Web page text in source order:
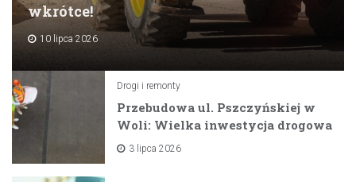
wkrótce!
10 lipca 2026
Drogi i remonty
Przebudowa ul. Pszczyńskiej w
Woli: Wielka inwestycja drogowa
na horyzoncie
3 lipca 2026